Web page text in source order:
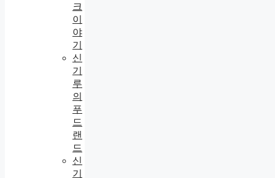
크
이
야
기
신
기
루
의
푸
드
랜
드
신
기